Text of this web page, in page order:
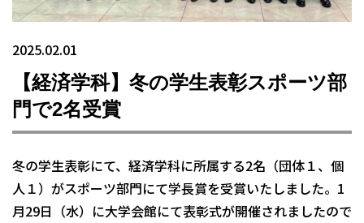
2025.02.01
【経済学科】冬の学生表彰スポーツ部
門で2名受賞
冬の学生表彰にて、経済学科に所属する2名（団体１、個
人１）がスポーツ部門にて学長賞を受賞いたしました。1
月29日（水）に大学会館にて表彰式が開催されましたので